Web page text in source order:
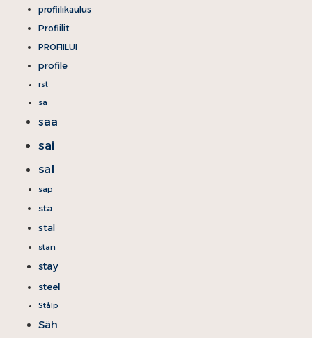
profiilikaulus
Profiilit
PROFIILUI
profile
rst
sa
saa
sai
sal
sap
sta
stal
stan
stay
steel
Stålp
Säh